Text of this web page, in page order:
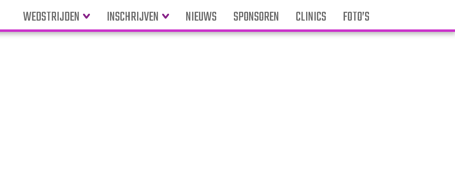
WEDSTRIJDEN INSCHRIJVEN NIEUWS SPONSOREN CLINICS FOTO’S